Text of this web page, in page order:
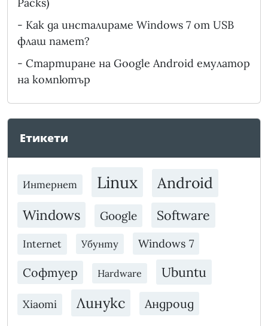
Packs)
- Как да инсталираме Windows 7 от USB
флаш памет?
- Стартиране на Google Android емулатор
на компютър
Етикети
Интернет Linux Android
Windows Google Software
Internet Убунту Windows 7
Софтуер Hardware Ubuntu
Xiaomi Линукс Андроид